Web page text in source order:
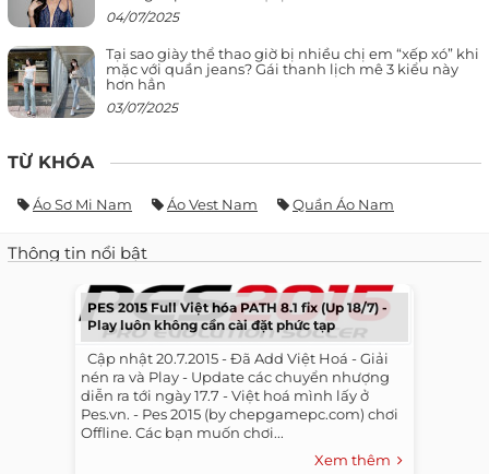
04/07/2025
Tại sao giày thể thao giờ bị nhiều chị em “xếp xó” khi
mặc với quần jeans? Gái thanh lịch mê 3 kiểu này
hơn hẳn
03/07/2025
TỪ KHÓA
Áo Sơ Mi Nam Áo Vest Nam Quần Áo Nam
Thông tin nổi bật
PES 2015 Full Việt hóa PATH 8.1 fix (Up 18/7) -
Play luôn không cần cài đặt phức tạp
​ ​ Cập nhật 20.7.2015 - Đã Add Việt Hoá - Giải
nén ra và Play - Update các chuyển nhượng
diễn ra tới ngày 17.7 - Việt hoá mình lấy ở
Pes.vn. - Pes 2015 (by chepgamepc.com) chơi
Offline. Các bạn muốn chơi...
Xem thêm